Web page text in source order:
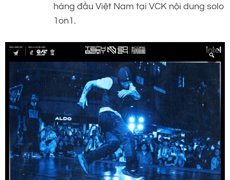
hàng đầu Việt Nam tại VCK nội dung solo
1on1.